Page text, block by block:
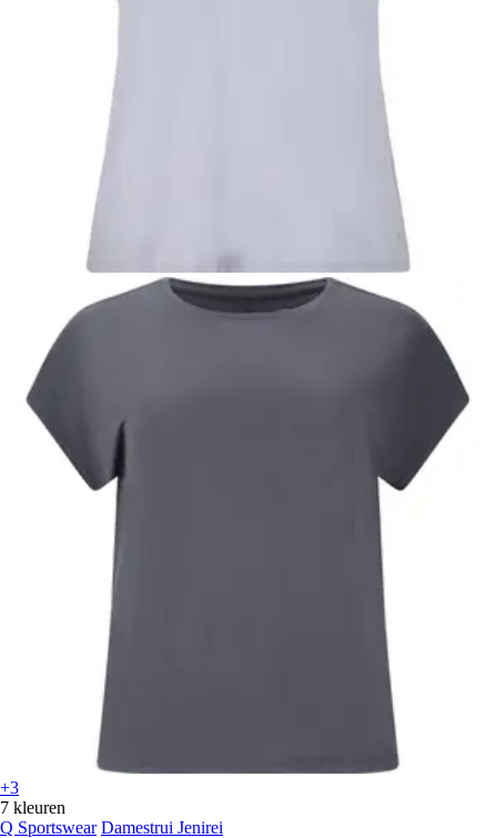
+3
7 kleuren
Q Sportswear Damestrui Jenirei